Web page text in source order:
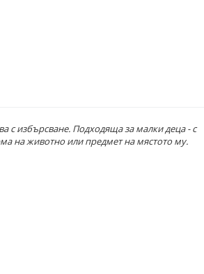
с избърсване. Подходяща за малки деца - с
на животно или предмет на мястото му.